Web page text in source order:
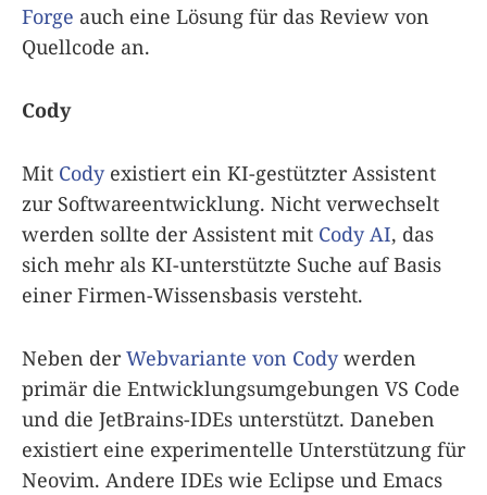
Forge auch eine Lösung für das Review von
Quellcode an.
Cody
Mit Cody existiert ein KI-gestützter Assistent
zur Softwareentwicklung. Nicht verwechselt
werden sollte der Assistent mit Cody AI, das
sich mehr als KI-unterstützte Suche auf Basis
einer Firmen-Wissensbasis versteht.
Neben derWebvariante von Cody werden
primär die Entwicklungsumgebungen VS Code
und die JetBrains-IDEs unterstützt. Daneben
existiert eine experimentelle Unterstützung für
Neovim. Andere IDEs wie Eclipse und Emacs